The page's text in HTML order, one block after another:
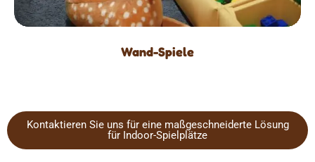
Wand-Spiele
Kontaktieren Sie uns für eine maßgeschneiderte Lösung
für Indoor-Spielplätze